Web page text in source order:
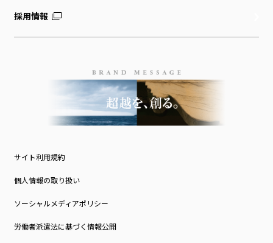
採用情報
サイト利用規約
個人情報の取り扱い
ソーシャルメディアポリシー
労働者派遣法に基づく情報公開